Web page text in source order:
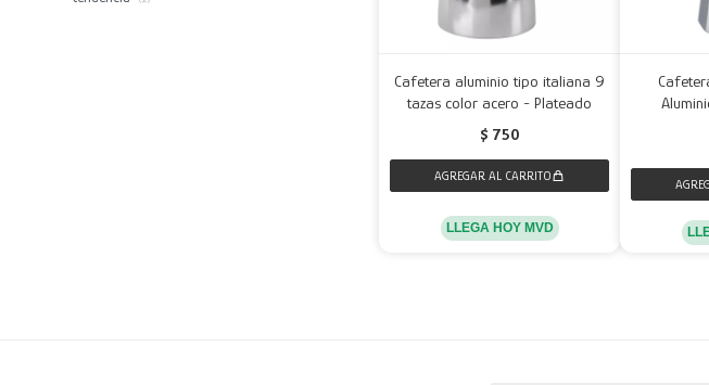
Cafetera aluminio tipo italiana 9
tazas color acero - Plateado
$ 750
LLEGA HOY MVD